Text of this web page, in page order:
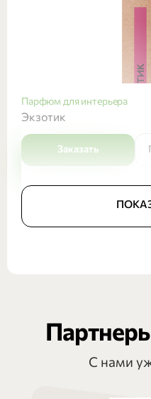
Парфюм для интерьера
Экзотик
Заказать
С нами